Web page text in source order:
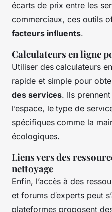
écarts de prix entre les
commerciaux, ces outils
facteurs influents.
Calculateurs en ligne
Utiliser des calculateurs
rapide et simple pour
des services. Ils
l’espace, le type de
spécifiques comme la
écologiques.
Liens vers des
nettoyage
Enfin, l’accès à des
et forums d’experts peut
plateformes proposent